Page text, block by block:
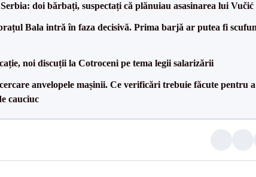
doi bărbați, suspectați că plănuiau asasinarea lui Vučić
Bala intră în faza decisivă. Prima barjă ar putea fi
noi discuții la Cotroceni pe tema legii salarizării
anvelopele mașinii. Ce verificări trebuie făcute pentru
cauciuc